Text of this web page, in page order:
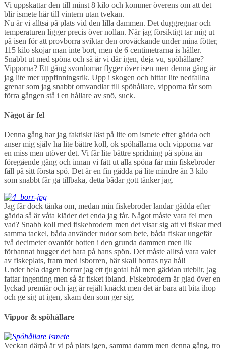
Vi uppskattar den till minst 8 kilo och kommer överens om att det
blir ismete här till vintern utan tvekan.
Nu är vi alltså på plats vid den lilla dammen. Det duggregnar och
temperaturen ligger precis över nollan. När jag försiktigt tar mig ut
på isen för att provborra sviktar den oroväckande under mina fötter,
115 kilo skojar man inte bort, men de 6 centimetrarna is håller.
Snabbt ut med spöna och så är vi där igen, deja vu, spöhållare?
Vipporna? Ett gäng svordomar flyger över isen men denna gång är
jag lite mer uppfinningsrik. Upp i skogen och hittar lite nedfallna
grenar som jag snabbt omvandlar till spöhållare, vipporna får som
förra gången stå i en hållare av snö, suck.
Något är fel
Denna gång har jag faktiskt läst på lite om ismete efter gädda och
anser mig själv ha lite bättre koll, ok spöhållarna och vipporna var
en miss men utöver det. Vi får lite bättre spridning på spöna än
föregående gång och innan vi fått ut alla spöna får min fiskebroder
fäll på sitt första spö. Det är en fin gädda på lite mindre än 3 kilo
som snabbt får gå tillbaka, detta bådar gott tänker jag.
Jag får dock tänka om, medan min fiskebroder landar gädda efter
gädda så är våta kläder det enda jag får. Något måste vara fel men
vad? Snabb koll med fiskebrodern men det visar sig att vi fiskar med
samma tackel, båda använder rudor som bete, båda fiskar ungefär
två decimeter ovanför botten i den grunda dammen men lik
förbannat hugger det bara på hans spön. Det måste alltså vara valet
av fiskeplats, fram med isborren, här skall borras nya hål!
Under hela dagen borrar jag ett tjugotal hål men gäddan uteblir, jag
fattar ingenting men så är fisket ibland. Fiskebrodern är glad över en
lyckad premiär och jag är rejält knäckt men det är bara att bita ihop
och ge sig ut igen, skam den som ger sig.
Vippor & spöhållare
Veckan därpå är vi på plats igen, samma damm men denna gång, tro